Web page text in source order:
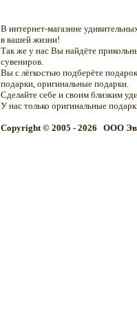
В интернет-магазине
в вашей жизни!
Так же у нас Вы найдёте
сувениров.
Вы с лёгкостью подберёте
подарки, оригинальные подарки.
Сделайте себе и своим близким
У нас только оригинальные
Copyright © 2005 - 2026 OOO